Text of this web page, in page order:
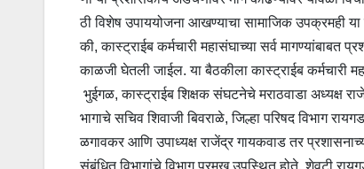
ठी विशेष उपाययोजना आखण्याचा सामाजिक उपक्रमही
की, कास्ट्राईब कर्मचारी महासंघाच्या सर्व मागण्यांबाबत
काळजी घेतली जाईल. या बैठकीला कास्ट्राईब कर्मचारी
भुईगळ, कास्ट्राईब शिक्षक संघटनेचे मराठवाडा अध्यक्ष
भागाचे सचिव शिवाजी बिवराळे, जिल्हा परिषद विभाग
ळगावकर आणि उपाध्यक्ष राजेंद्र गायकवाड तर